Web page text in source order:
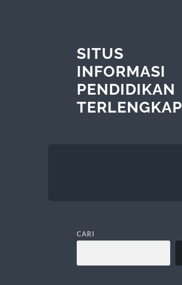
SITUS
INFORMASI
PENDIDIKAN
TERLENGKAP
CARI